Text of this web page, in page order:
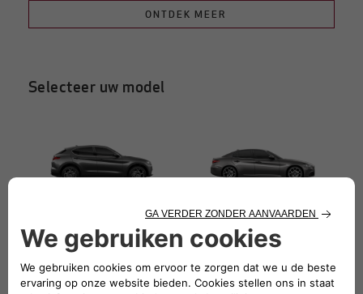
ONTDEK MEER
Selecteer uw model
GIULIA